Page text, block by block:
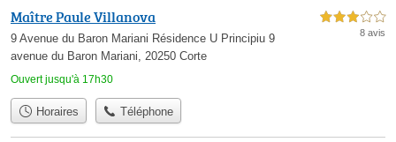
Maître Paule Villanova
9 Avenue du Baron Mariani Résidence U Principiu 9
avenue du Baron Mariani, 20250 Corte
Ouvert jusqu'à 17h30
3,0 étoiles sur 5
8 avis
Horaires Téléphone